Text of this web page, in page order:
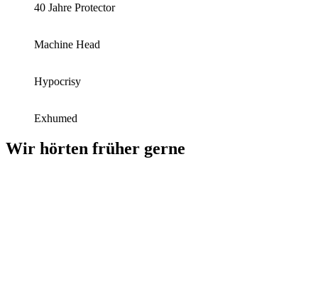
40 Jahre Protector
Machine Head
Hypocrisy
Exhumed
Wir hörten früher gerne